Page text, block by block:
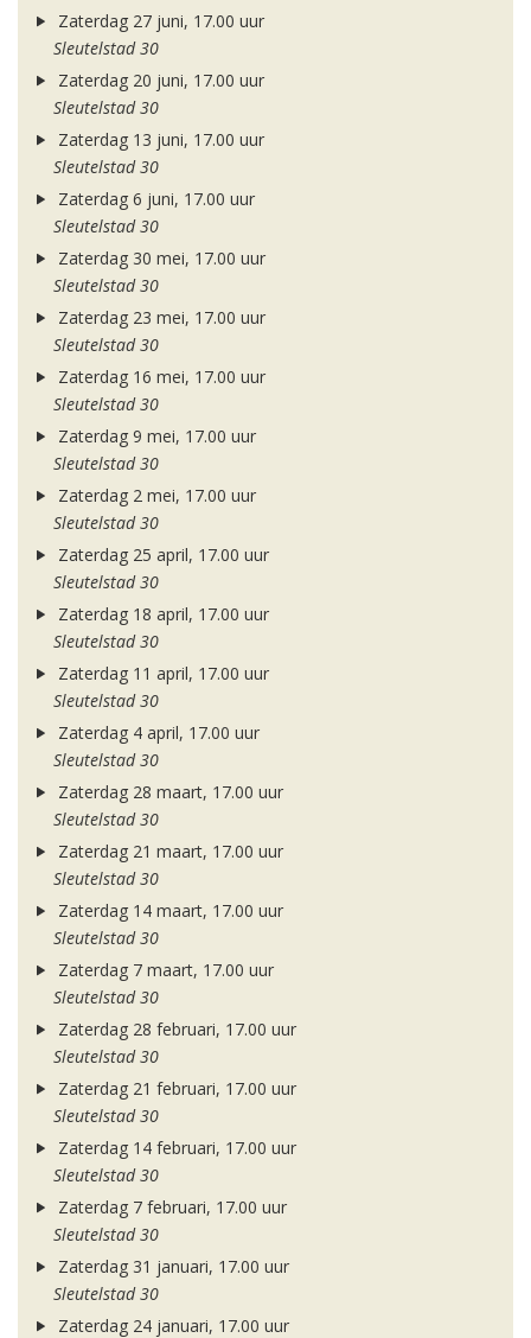
Zaterdag 27 juni, 17.00 uur
Sleutelstad 30
Zaterdag 20 juni, 17.00 uur
Sleutelstad 30
Zaterdag 13 juni, 17.00 uur
Sleutelstad 30
Zaterdag 6 juni, 17.00 uur
Sleutelstad 30
Zaterdag 30 mei, 17.00 uur
Sleutelstad 30
Zaterdag 23 mei, 17.00 uur
Sleutelstad 30
Zaterdag 16 mei, 17.00 uur
Sleutelstad 30
Zaterdag 9 mei, 17.00 uur
Sleutelstad 30
Zaterdag 2 mei, 17.00 uur
Sleutelstad 30
Zaterdag 25 april, 17.00 uur
Sleutelstad 30
Zaterdag 18 april, 17.00 uur
Sleutelstad 30
Zaterdag 11 april, 17.00 uur
Sleutelstad 30
Zaterdag 4 april, 17.00 uur
Sleutelstad 30
Zaterdag 28 maart, 17.00 uur
Sleutelstad 30
Zaterdag 21 maart, 17.00 uur
Sleutelstad 30
Zaterdag 14 maart, 17.00 uur
Sleutelstad 30
Zaterdag 7 maart, 17.00 uur
Sleutelstad 30
Zaterdag 28 februari, 17.00 uur
Sleutelstad 30
Zaterdag 21 februari, 17.00 uur
Sleutelstad 30
Zaterdag 14 februari, 17.00 uur
Sleutelstad 30
Zaterdag 7 februari, 17.00 uur
Sleutelstad 30
Zaterdag 31 januari, 17.00 uur
Sleutelstad 30
Zaterdag 24 januari, 17.00 uur